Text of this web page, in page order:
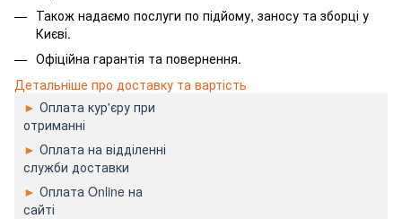
Також надаємо послуги по підйому, заносу та зборці у
Києві.
Офіційна гарантія та повернення.
Детальніше про доставку та вартість
► Оплата кур'єру при
отриманні
► Оплата на відділенні
служби доставки
► Оплата Online на
сайті